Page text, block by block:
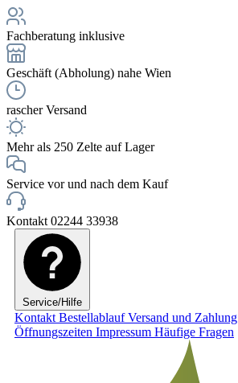
Fachberatung inklusive
Geschäft (Abholung) nahe Wien
rascher Versand
Mehr als 250 Zelte auf Lager
Service vor und nach dem Kauf
Kontakt 02244 33938
Service/Hilfe
Kontakt BestellablaufVersand und Zahlung
Öffnungszeiten Impressum Häufige Fragen